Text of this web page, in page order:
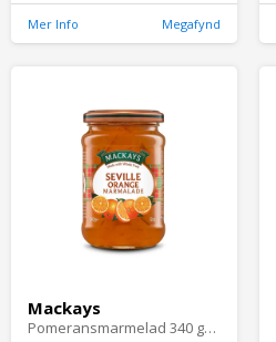
Mer Info Megafynd
Mackays
Pomeransmarmelad 340 gram